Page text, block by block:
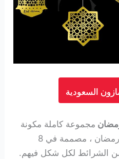
السعودية
مجموعة كاملة مكونة
من 24 قطعة من ديكورات رمضان ، مصممة في 8
مع 8 قطع من الشرائط لكل شكل فيهم.